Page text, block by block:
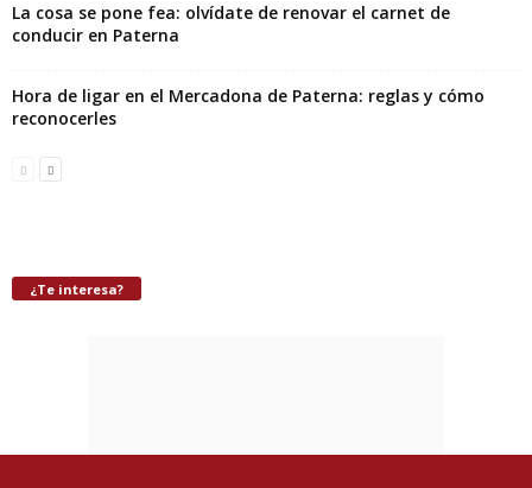
La cosa se pone fea: olvídate de renovar el carnet de
conducir en Paterna
Hora de ligar en el Mercadona de Paterna: reglas y cómo
reconocerles
¿Te interesa?